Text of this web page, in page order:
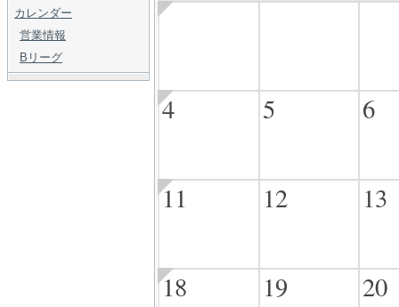
カレンダー
営業情報
Bリーグ
4 5 6
11 12 13
18 19 20